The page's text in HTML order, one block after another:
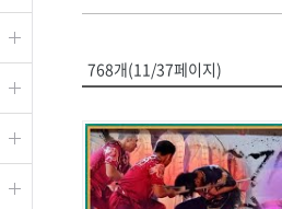
보은
옥천
시청자 FLEX
특집프로그램
종영프로그램
768개(11/37페이지)